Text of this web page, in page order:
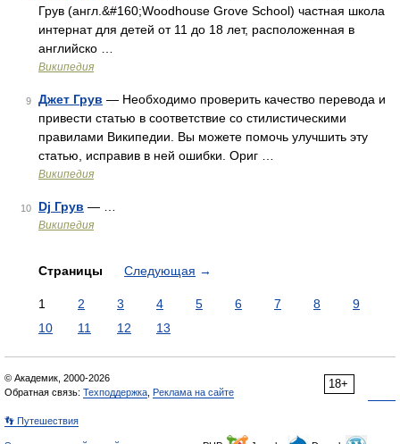
Грув (англ.&#160;Woodhouse Grove School) частная школа
интернат для детей от 11 до 18 лет, расположенная в
английско …
Википедия
9 Джет Грув — Необходимо проверить качество перевода и
привести статью в соответствие со стилистическими
правилами Википедии. Вы можете помочь улучшить эту
статью, исправив в ней ошибки. Ориг …
Википедия
10 Dj Грув — …
Википедия
Страницы Следующая →
1 2 3 4 5 6 7 8
9
10
11 12 13
18+
© Академик, 2000-2026
Обратная связь: Техподдержка Реклама на сайте
👣 Путешествия